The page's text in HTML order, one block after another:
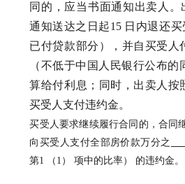
同的，应当书面通知出卖人。
通知送达之日起15 日内退还
已付贷款部分），并自买受人
（不低于中国人民银行公布
算给付利息；同时，出卖人按
买受人支付违约金。
买受人要求继续履行合同的，合同
向买受人支付全部房价款万分之
第1 （1） 项中的比率） 的违约金。